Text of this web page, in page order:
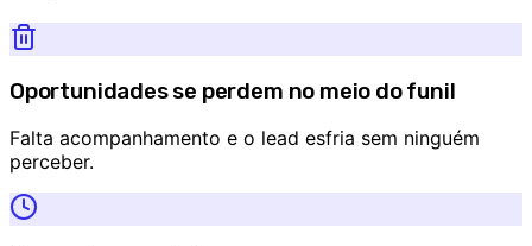
Oportunidades se perdem no meio do funil
Falta acompanhamento e o lead esfria sem ninguém
perceber.